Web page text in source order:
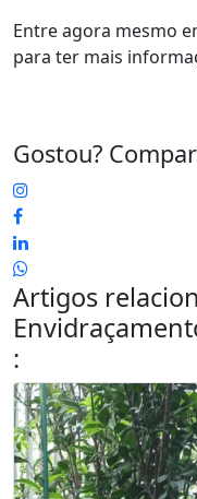
Entre agora mesmo
para ter mais
Gostou?
Artigos
: